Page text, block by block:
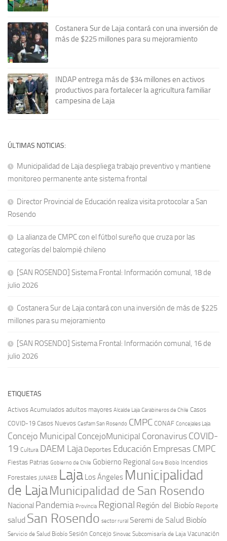
Costanera Sur de Laja contará con una inversión de
más de $225 millones para su mejoramiento
INDAP entrega más de $34 millones en activos
productivos para fortalecer la agricultura familiar
campesina de Laja
ÚLTIMAS NOTICIAS:
Municipalidad de Laja despliega trabajo preventivo y mantiene
monitoreo permanente ante sistema frontal
Director Provincial de Educación realiza visita protocolar a San
Rosendo
La alianza de CMPC con el fútbol sureño que cruza por las
categorías del balompié chileno
[SAN ROSENDO] Sistema Frontal: Información comunal, 18 de
julio 2026
Costanera Sur de Laja contará con una inversión de más de $225
millones para su mejoramiento
[SAN ROSENDO] Sistema Frontal: Información comunal, 16 de
julio 2026
ETIQUETAS
Activos Acumulados adultos mayores Alcalde Laja Carabineros de Chile Casos
COVID-19 Casos Nuevos Cesfam San Rosendo CMPC CONAF Concejales Laja
Concejo Municipal ConcejoMunicipal CoronavirusCOVID-
19 Cultura DAEM Laja Deportes Educación Empresas CMPC
Fiestas Patrias Gobierno de Chile Gobierno Regional Gore Biobío Incendios
Forestales JUNAEB Laja Los Ángeles Municipalidad
de LajaMunicipalidad de San Rosendo
Nacional Pandemia Provincia Regional Región del Biobío Reporte
salud San Rosendo sector rural Seremi de Salud Biobío
Servicio de Salud Biobío Sesión Concejo Sinovac Subcomisaría de Laja Vacunación